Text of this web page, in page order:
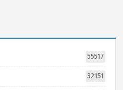
55517
32151